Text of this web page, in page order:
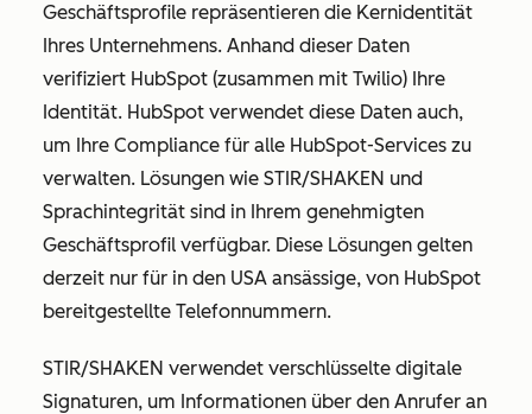
Geschäftsprofile repräsentieren die Kernidentität
Ihres Unternehmens. Anhand dieser Daten
verifiziert HubSpot (zusammen mit Twilio) Ihre
Identität. HubSpot verwendet diese Daten auch,
um Ihre Compliance für alle HubSpot-Services zu
verwalten. Lösungen wie STIR/SHAKEN und
Sprachintegrität sind in Ihrem genehmigten
Geschäftsprofil verfügbar. Diese Lösungen gelten
derzeit nur für in den USA ansässige, von HubSpot
bereitgestellte Telefonnummern.
STIR/SHAKEN verwendet verschlüsselte digitale
Signaturen, um Informationen über den Anrufer an